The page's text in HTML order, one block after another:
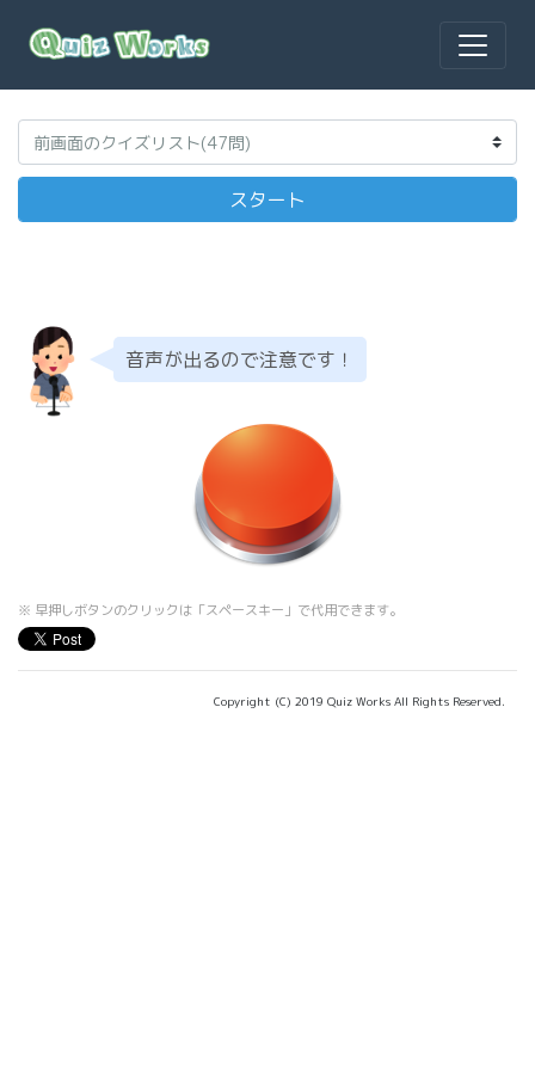
音声が出るので注意です！
※ 早押しボタンのクリックは「スペースキー」で代用できます。
Copyright (C) 2019 Quiz Works All Rights Reserved.